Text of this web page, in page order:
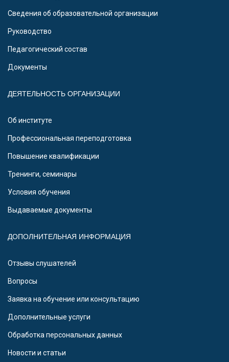
Сведения об образовательной организации
Руководство
Педагогический состав
Документы
ДЕЯТЕЛЬНОСТЬ ОРГАНИЗАЦИИ
Об институте
Профессиональная переподготовка
Повышение квалификации
Тренинги, семинары
Условия обучения
Выдаваемые документы
ДОПОЛНИТЕЛЬНАЯ ИНФОРМАЦИЯ
Отзывы слушателей
Вопросы
Заявка на обучение или консультацию
Дополнительные услуги
Обработка персональных данных
Новости и статьи